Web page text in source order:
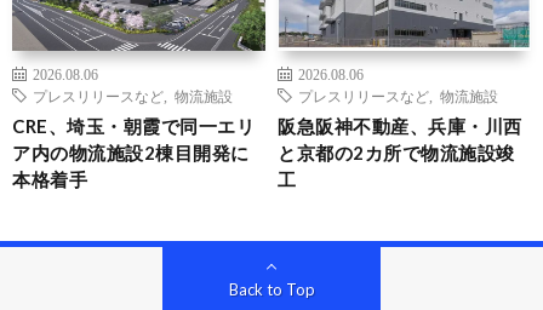
2026.08.06
プレスリリースなど
物流施設
CRE、埼玉・朝霞で同一エリ
ア内の物流施設2棟目開発に
本格着手
2026.08.06
プレスリリースなど
物流施設
阪急阪神不動産、兵庫・川西
と京都の2カ所で物流施設竣
工
Back to Top